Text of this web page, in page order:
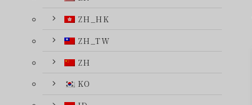
ZH_HK
ZH_TW
ZH
KO